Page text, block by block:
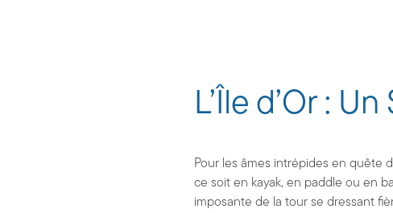
L’Île d’Or :
Pour les âmes intrépides en quête
ce soit en kayak, en paddle ou en
imposante de la tour se dressant